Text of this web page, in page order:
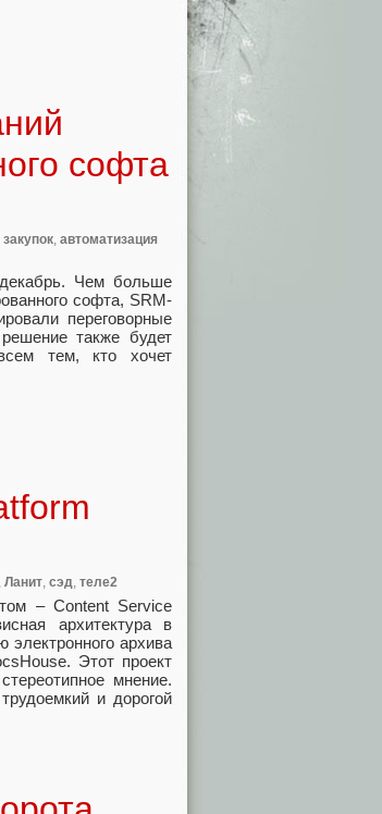
софта
автоматизация
Чем больше
софта, SRM-
переговорные
также будет
тем, кто хочет
Ланит сэд теле2
– Content Service
архитектура в
электронного архива
Этот проект
мнение.
и дорогой